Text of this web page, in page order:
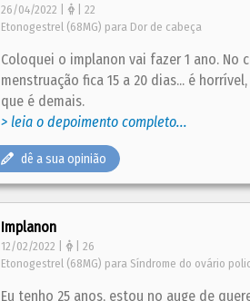
26/04/2022 | | 22
Etonogestrel (68MG) para Dor de cabeça
Coloquei o implanon vai fazer 1 ano. No
menstruação fica 15 a 20 dias... é
que é demais.
> leia o depoimento completo...
dê a sua opinião
Implanon
12/02/2022 | | 26
Etonogestrel (68MG) para Síndrome do ovário
Eu tenho 25 anos, estou no auge de